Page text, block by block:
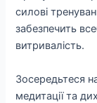
силові
забезпечить
витривалість.
Зосередьтеся
медитації та